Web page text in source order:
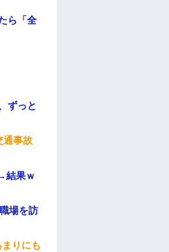
ら「全
ずっと
通事故
結果ｗ
場を訪
りにも